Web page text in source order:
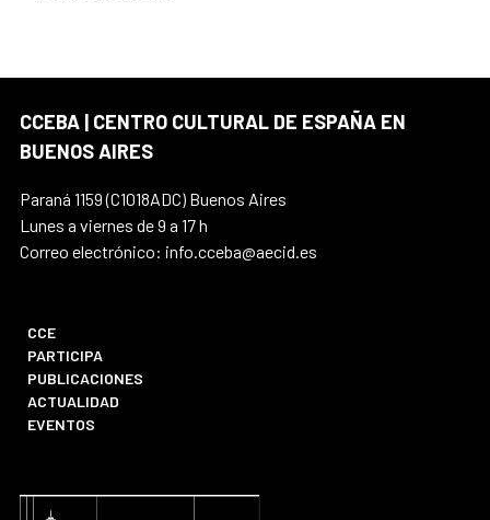
CCEBA | CENTRO CULTURAL DE ESPAÑA EN
BUENOS AIRES
Paraná 1159 (C1018ADC) Buenos Aires
Lunes a viernes de 9 a 17 h
Correo electrónico: info.cceba@aecid.es
CCE
PARTICIPA
PUBLICACIONES
ACTUALIDAD
EVENTOS